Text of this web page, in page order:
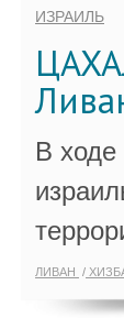
ИЗРАИЛЬ
В
ЛИВАН